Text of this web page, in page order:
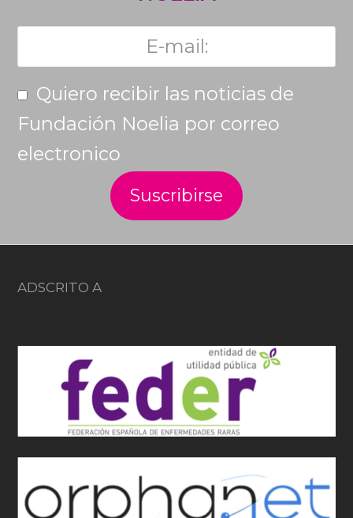
Quiero recibir las noticias de
Fundación Noelia por correo
electronico
ADSCRITO A